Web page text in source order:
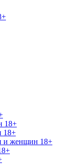
18+
18+
и женщин 18+